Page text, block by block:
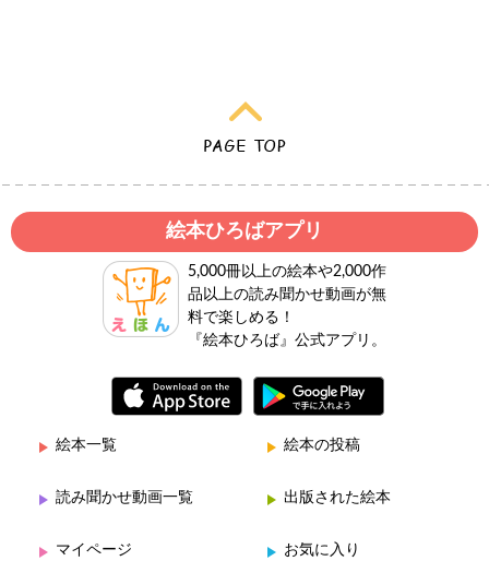
絵本ひろばアプリ
5,000冊以上の絵本や2,000作
品以上の読み聞かせ動画が無
料で楽しめる！
『絵本ひろば』公式アプリ。
絵本一覧 絵本の投稿
読み聞かせ動画一覧 出版された絵本
マイページ お気に入り